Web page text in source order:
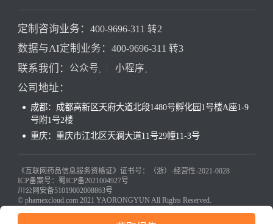
定制咨询业务： 400-9696-311 转2
数据与AI定制业务： 400-9696-311 转3
联系我们： 公众号 小程序
公司地址：
成都：成都高新区天府大道北段1480号孵化园1号楼A座1-9
号附1号2楼
重庆：重庆市江北区天澜大道11号29幢11-3号
《互联网药品信息服务资格证》证书号：（浙）-经营性-2021-0028
ICP备案号：蜀ICP备2021004927号
川公网安备51019002008863号
© pharnexcloud.com 2021 YAORONGYUN All Rights Reserved.
药品和医疗机构制剂的产品信息